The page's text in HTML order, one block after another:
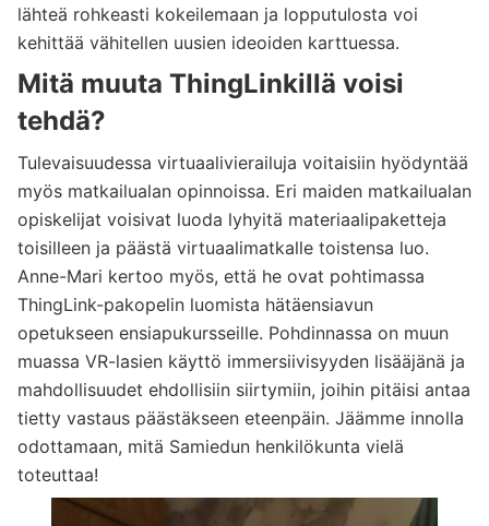
lähteä rohkeasti kokeilemaan ja lopputulosta voi
kehittää vähitellen uusien ideoiden karttuessa.
Mitä muuta ThingLinkillä voisi
tehdä?
Tulevaisuudessa virtuaalivierailuja voitaisiin hyödyntää
myös matkailualan opinnoissa. Eri maiden matkailualan
opiskelijat voisivat luoda lyhyitä materiaalipaketteja
toisilleen ja päästä virtuaalimatkalle toistensa luo.
Anne-Mari kertoo myös, että he ovat pohtimassa
ThingLink-pakopelin luomista hätäensiavun
opetukseen ensiapukursseille. Pohdinnassa on muun
muassa VR-lasien käyttö immersiivisyyden lisääjänä ja
mahdollisuudet ehdollisiin siirtymiin, joihin pitäisi antaa
tietty vastaus päästäkseen eteenpäin. Jäämme innolla
odottamaan, mitä Samiedun henkilökunta vielä
toteuttaa!